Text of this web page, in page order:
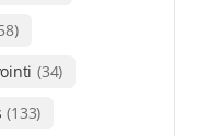
(34)
(133)